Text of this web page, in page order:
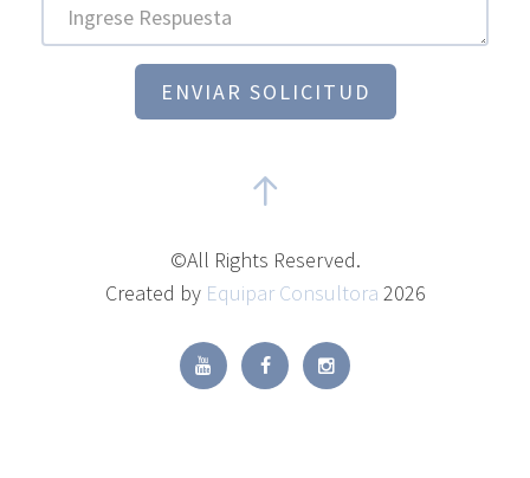
©All Rights Reserved.
Created by Equipar Consultora 2026